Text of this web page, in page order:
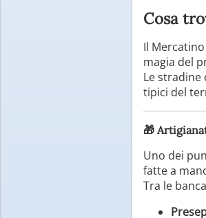
Cosa
Il
magia del
Le stradine
tipici del
🎁
Uno dei
fatte a
Tra le